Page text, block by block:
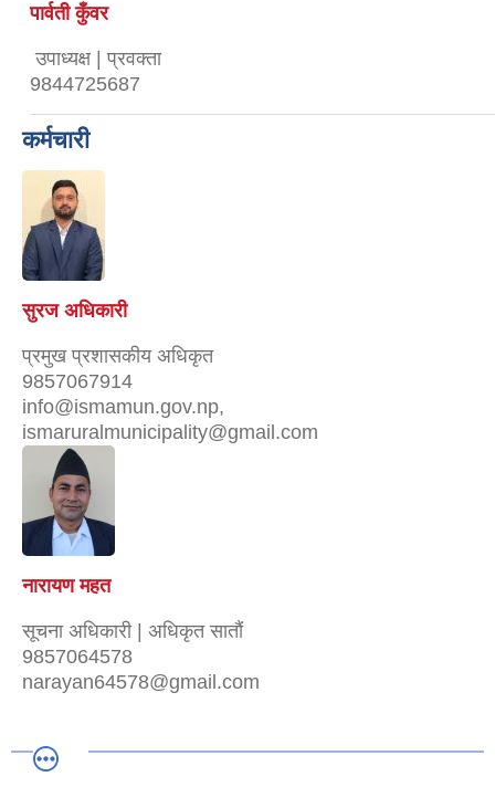
पार्वती कुँवर
उपाध्यक्ष | प्रवक्ता
9844725687
कर्मचारी
सुरज अधिकारी
प्रमुख प्रशासकीय अधिकृत
9857067914
info@ismamun.gov.np,
ismaruralmunicipality@gmail.com
नारायण महत
सूचना अधिकारी | अधिकृत सातौं
9857064578
narayan64578@gmail.com